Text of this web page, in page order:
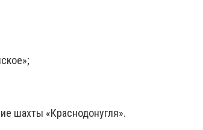
шахты «Краснодонугля».